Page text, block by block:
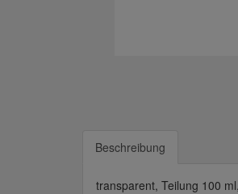
Beschreibung
transparent, Teilung 100